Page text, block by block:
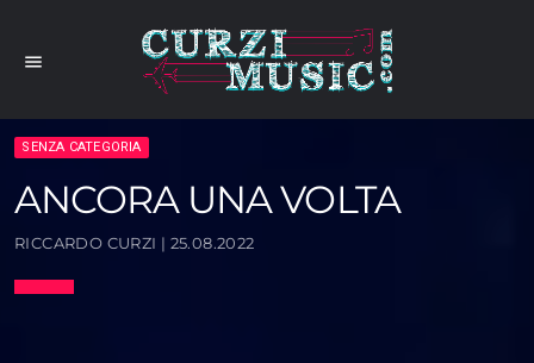
menu
SENZA CATEGORIA
ANCORA UNA VOLTA
RICCARDO CURZI | 25.08.2022